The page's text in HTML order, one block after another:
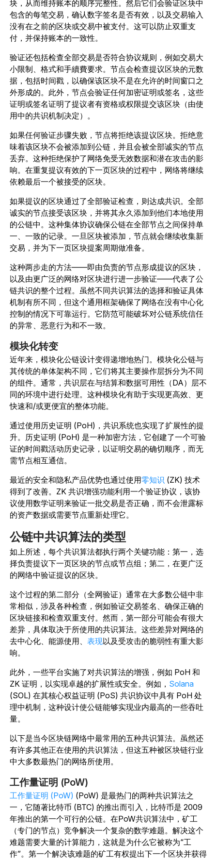
块，从而维持账本的顺序完整性。然后它们会验证区块中
包含的每笔交易，确认数字签名是否有效，以及交易输入
没有在之前的区块或交易中被支付。这可以防止双重支
付，并保持账本的一致性。
验证还包括检查全部交易是否符合协议规则，例如交易大
小限制、格式和手續費要求。节点会检查提议区块的元数
据，包括时间戳，以确保该区块不是在允许的时间窗口之
外形成的。此外，节点会验证任何加密证明或签名，这些
证明或签名证明了提议者有资格或权限提交该区块（由使
用中的共识机制决定）。
如果任何验证步骤失败，节点将拒绝该提议区块。拒绝意
味着该区块不会被添加到公链，并且会被全部诚实的节点
丢弃。这种拒绝保护了网络免受无效数据和潜在攻击的影
响。在重复提议有效的下一页区块的过程中，网络将继续
依赖最后一个被接受的区块。
如果提议的区块通过了全部验证检查，则达成共识。全部
诚实的节点接受该区块，并将其永久添加到他们本地使用
的公链中。这种集体协议确保公链在全部节点之间保持单
一、一致的记录。一旦区块被添加，节点就会继续收集新
交易，并为下一页区块提案周期做准备。
这种两步走的方法——即由负责的节点形成提议的区块，
以及由更广泛的网络对区块进行进一步验证——代表了公
链共识的整个过程。虽然不同共识算法的选择和验证具体
机制有所不同，但这个通用框架确保了网络在没有中心化
控制的情况下可靠运行。它防范可能破坏对公链系统信任
的异常、恶意行为和不一致。
模块化转变
近年来，模块化公链设计变得递增地热门。模块化公链与
其传统的单体架构不同，它们将其主要操作层拆分为不同
的组件。通常，共识层在与结算和数据可用性（DA）层不
同的环境中进行处理。这种模块化有助于实现更高效、更
快速和/或更便宜的整体功能。
通过使用历史证明 (PoH)，共识系统也实现了扩展性的提
升。历史证明 (PoH) 是一种加密方法，它创建了一个可验
证的时间戳活动历史记录，以证明交易的确切顺序，而无
需节点相互通信。
最近的安全和隐私产品优势也通过使用零知识 (ZK) 技术
得到了改善。ZK 共识增强功能利用一个验证协议，该协
议使用数学证明来验证一批交易是否正确，而不会泄露标
的资产数据或需要节点重新处理它。
公链中共识算法的类型
如上所述，每个共识算法都执行两个关键功能：第一，选
择负责提议下一页区块的节点或节点组；第二，在更广泛
的网络中验证提议的区块。
这个过程的第二部分（全网验证）通常在大多数公链中非
常相似，涉及各种检查，例如验证交易签名、确保正确的
区块链接和检查双重支付。然而，第一部分可能会有很大
差异，具体取决于所使用的共识算法。这些差异对网络的
去中心化、能源使用、 表现以及受攻击的脆弱性有重大影
响。
此外，一些平台实施了对共识算法的增强，例如 PoH 和
ZK 证明，以实现卓越的扩展性或安全。例如， Solana
(SOL) 在其核心权益证明 (PoS) 共识协议中具有 PoH 处
理中机制，这种设计使公链能够实现业内最高的一些吞吐
量。
以下是当今区块链网络中最常用的五种共识算法。虽然还
有许多其他正在使用的共识算法，但这五种被区块链行业
中大多数最热门的网络所使用。
工作量证明 (PoW)
工作量证明 (PoW) (PoW) 是最热门的两种共识算法之
一，它随著比特币 (BTC) 的推出而引入，比特币是 2009
年推出的第一个可行的公链。在PoW共识算法中，矿工
（专门的节点）竞争解决一个复杂的数学难题。解决这个
难题需要大量的计算能力，这就是为什么它被称为“工
作”。第一个解决该难题的矿工有权提出下一个区块并获得